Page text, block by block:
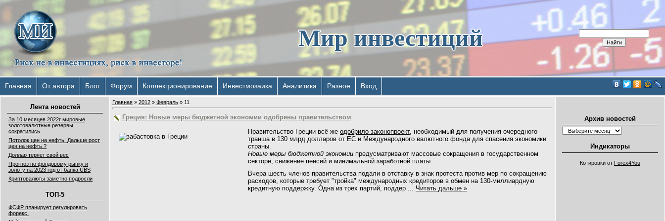
Мир инвестиций
Главная От автора Блог Форум Коллекционирование Инвестмозаика Аналитика Разное Вход
Лента новостей
За 10 месяцев 2022г мировые
золотовалютные резервы
сократились
Потолок цен на нефть. Дальше рост
цен на нефть ?
Доллар теряет свой вес
Прогноз по фондовому рынку и
золоту на 2023 год от банка UBS
Криптовалюты заметно подросли
ТОП-5
ФСФР планирует регулировать
форекс.
Главная » 2012 » Февраль » 11
Греция: Новые меры бюджетной экономии одобрены правительством
Правительство Греции всё же одобрило законопроект, необходимый для получения очередного
транша в 130 млрд долларов от ЕС и Международного валютного фонда для спасения экономики
страны.
Новые меры бюджетной экономии предусматривают массовые сокращения в государственном
секторе, снижение пенсий и минимальной заработной платы.
Вчера шесть членов правительства подали в отставку в знак протеста против мер по сокращению
расходов, которые требует "тройка" международных кредиторов в обмен на 130-миллиардную
кредитную поддержку. Одна из трех партий, поддер ... Читать дальше »
Архив новостей
Индикаторы
Котировки от Forex4You